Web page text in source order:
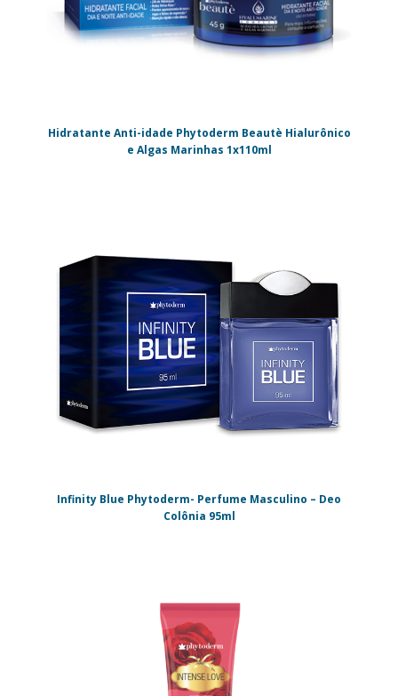
Hidratante Anti-idade Phytoderm Beautè Hialurônico
e Algas Marinhas 1x110ml
Infinity Blue Phytoderm- Perfume Masculino – Deo
Colônia 95ml